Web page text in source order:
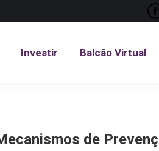
Investir Balcão Virtual
de
Investir Balcão Virtual